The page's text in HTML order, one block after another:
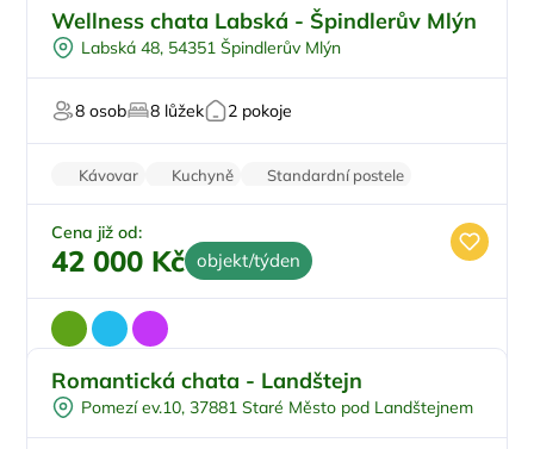
Vnitřní bazén
Sauna
U lyžařského střediska
Wellness chata Labská - Špindlerův Mlýn
Labská 48, 54351 Špindlerův Mlýn
8 osob 8 lůžek 2 pokoje
Kávovar Kuchyně
Standardní postele
Wi-Fi
Pračka
Cena již od:
42 000 Kč objekt/týden
Na samotě
Romantická chata - Landštejn
Pomezí ev.10, 37881 Staré Město pod Landštejnem